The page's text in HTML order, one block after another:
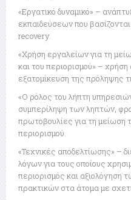
«Εργατικό δυναμικό» –
εκπαιδεύσεων που
recovery.
«Χρήση εργαλείων για τη
και του περιορισμού» –
εξατομίκευση της πρόληψης
«Ο ρόλος του λήπτη
συμπερίληψη των ληπτών,
πρωτοβουλίες για τη
περιορισμού.
«Τεχνικές αποδελτίωσης» –
λόγων για τους οποίους
περιορισμός και
πρακτικών στα άτομα με